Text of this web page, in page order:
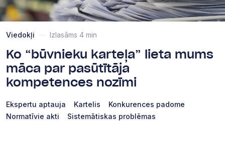
Viedokļi Izlasāms 4 min
Ko “būvnieku karteļa” lieta mums
māca par pasūtītāja
kompetences nozīmi
Ekspertu aptauja Kartelis
Konkurences padome
Normatīvie akti
Sistemātiskas problēmas